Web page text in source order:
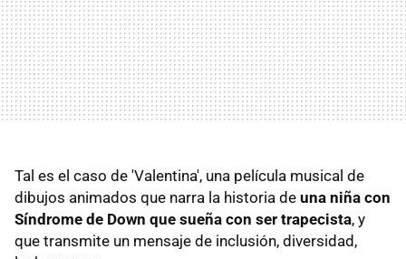
Tal es el caso de 'Valentina', una película musical de
dibujos animados que narra la historia de una niña con
Síndrome de Down que sueña con ser trapecista, y
que transmite un mensaje de inclusión, diversidad,